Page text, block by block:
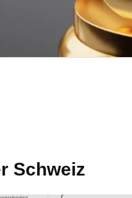
Schweiz